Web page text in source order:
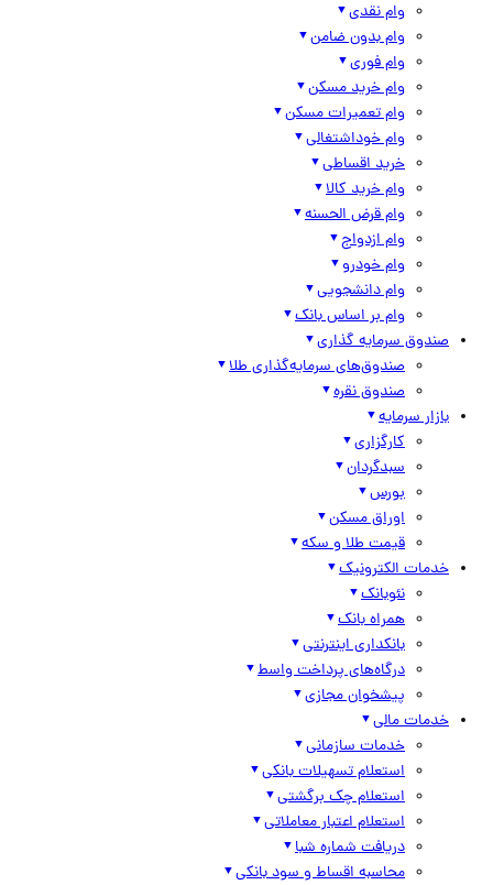
وام نقدی
وام بدون ضامن
وام فوری
وام خرید مسکن
وام تعمیرات مسکن
وام خوداشتغالی
خرید اقساطی
وام خرید کالا
وام قرض الحسنه
وام ازدواج
وام خودرو
وام دانشجویی
وام بر اساس بانک
صندوق سرمایه گذاری
صندوق‌های سرمایه‌گذاری طلا
صندوق نقره
بازار سرمایه
کارگزاری
سبدگردان
بورس
اوراق مسکن
قیمت طلا و سکه
خدمات الکترونیک
نئوبانک
همراه بانک
بانکداری اینترنتی
درگاه‌های پرداخت واسط
پیشخوان مجازی
خدمات مالی
خدمات سازمانی
استعلام تسهیلات بانکی
استعلام چک برگشتی
استعلام اعتبار معاملاتی
دریافت شماره شبا
محاسبه اقساط و سود بانکی